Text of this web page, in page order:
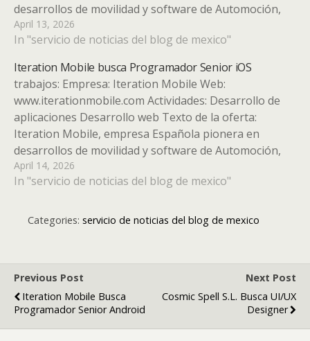
desarrollos de movilidad y software de Automoción,
busca Programadores de Aplicaciones iOS para
ampliar su plantilla en la zona sur de Madrid.
experiencia…
April 13, 2026
In "servicio de noticias del blog de mexico"
Iteration Mobile busca Programador Senior iOS
trabajos: Empresa: Iteration Mobile Web:
www.iterationmobile.com Actividades: Desarrollo de
aplicaciones Desarrollo web Texto de la oferta:
Iteration Mobile, empresa Española pionera en
desarrollos de movilidad y software de Automoción,
busca Programadores de Aplicaciones iOS para
ampliar su plantilla en la zona sur de Madrid.
April 14, 2026
In "servicio de noticias del blog de mexico"
Categories: servicio de noticias del blog de mexico
Previous Post
Iteration Mobile Busca
Programador Senior Android
Next Post
Cosmic Spell S.L. Busca UI/UX
Designer